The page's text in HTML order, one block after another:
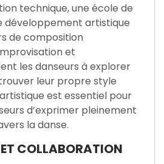
technique, une école de
développement artistique
de composition
et
les danseurs à explorer
leur propre style
est essentiel pour
d’exprimer pleinement
la danse.
COLLABORATION